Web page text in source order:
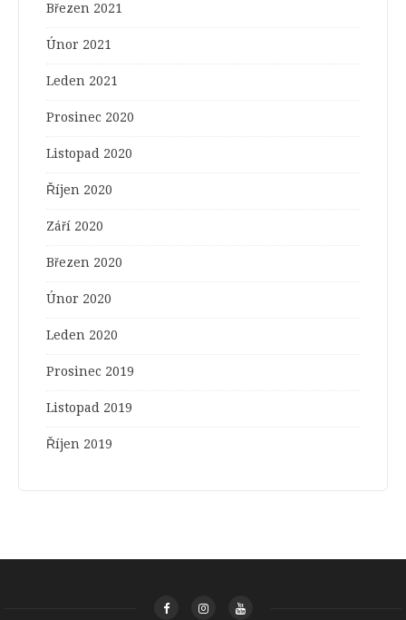
Březen 2021
Únor 2021
Leden 2021
Prosinec 2020
Listopad 2020
Říjen 2020
Září 2020
Březen 2020
Únor 2020
Leden 2020
Prosinec 2019
Listopad 2019
Říjen 2019